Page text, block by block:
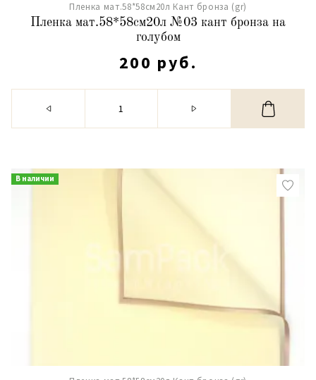
Пленка мат.58*58см20л Кант бронза (gr)
Пленка мат.58*58см20л №03 кант бронза на
голубом
200 руб.
В наличии